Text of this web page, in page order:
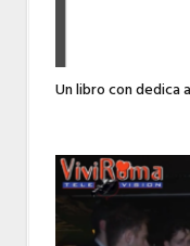
Un libro con dedica